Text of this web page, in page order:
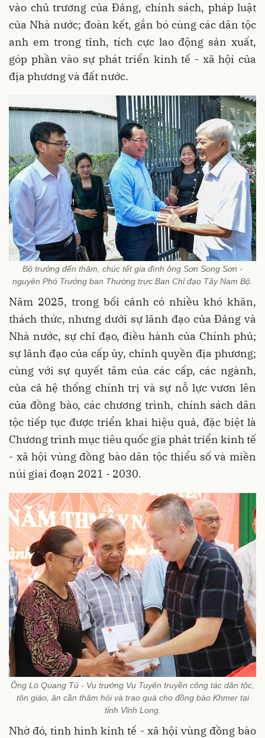
vào chủ trương của Đảng, chính sách, pháp luật
của Nhà nước; đoàn kết, gắn bó cùng các dân tộc
anh em trong tỉnh, tích cực lao động sản xuất,
góp phần vào sự phát triển kinh tế - xã hội của
địa phương và đất nước.
Bộ trưởng đến thăm, chúc tết gia đình ông Sơn Song Sơn -
nguyên Phó Trưởng ban Thường trực Ban Chỉ đạo Tây Nam Bộ.
Năm 2025, trong bối cảnh có nhiều khó khăn,
thách thức, nhưng dưới sự lãnh đạo của Đảng và
Nhà nước, sự chỉ đạo, điều hành của Chính phủ;
sự lãnh đạo của cấp ủy, chính quyền địa phương;
cùng với sự quyết tâm của các cấp, các ngành,
của cả hệ thống chính trị và sự nỗ lực vươn lên
của đồng bào, các chương trình, chính sách dân
tộc tiếp tục được triển khai hiệu quả, đặc biệt là
Chương trình mục tiêu quốc gia phát triển kinh tế
- xã hội vùng đồng bào dân tộc thiểu số và miền
núi giai đoạn 2021 - 2030.
Ông Lò Quang Tú - Vụ trưởng Vụ Tuyên truyền công tác dân tộc,
tôn giáo, ân cần thăm hỏi và trao quà cho đồng bào Khmer tại
tỉnh Vĩnh Long.
Nhờ đó, tình hình kinh tế - xã hội vùng đồng bào